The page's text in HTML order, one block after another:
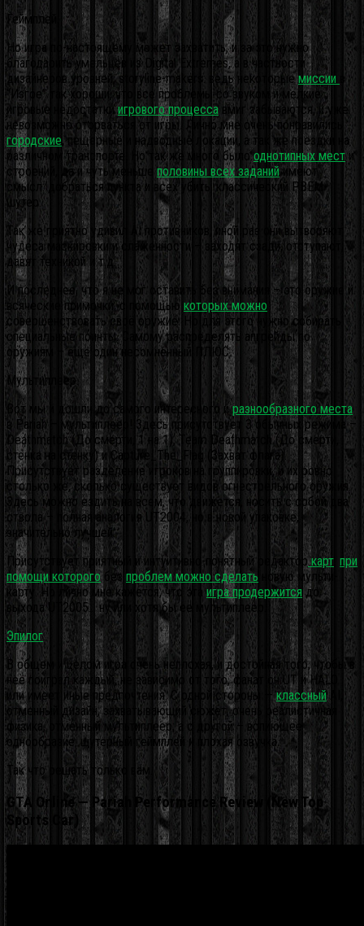
Геймплей.
Но игра по-настоящему может захватить, и за это нужно
благодарить умельцев из Digital Extremes, а в частности
дизайнеров уровней, storyline-makers: ведь некоторыемиссии в
“Изгое” так хороши, что все проблемы со звуком и мелкие
игровые недостаткиигрового процесса вмиг забываются, и уже
невозможно оторваться от игры. Лично мне очень понравились
городские, пещерные и надводные локации, а так же поездки на
различном транспорте. Но так же много былооднотипных мести
строений, да и чуть меньше половины всех заданийимеют
смысл: добраться пункта и всех убить, классический РВЕМ-
шутер.
Так же приятно удивил AI противников, иной раз они вытворяют
чудеса маскировки и слаженности – заходят сзади, отступают,
давят техникой и т.д.
И последнее, что я не мог оставить без внимания – это оружие и
всяческие примочки, с помощью которых можно
совершенствовать своё оружие. Но для этого нужно собирать
специальные поинты. Самому распределять апгрейды по
оружиям – ещё один несомненный ПЛЮС.
Мультиплеер.
Вот мы и дошли до самого интересного иразнообразного места
в Pariah – мультиплеер! Здесь присутствует 3 обычных режима –
Deathmatch (До смерти, 1 на 1), Team Deathmatch (До смерти,
стенка на стенку) и Capture_The_Flag (Захват флага).
Присутствует разделение игроков на группировки, и их ровно
столько же, сколько существует видов огнестрельного оружия.
Здесь можно ездить на всем, что движется, носить с собой два
ствола – полная аналогия UT2004, но в новой упаковке,
значительно лучшей.
Присутствует приятный и интуитивно-понятный редакторкарт при
помощи которогобез проблем можно сделать новую мульти-
карту. Но лично мне кажется, что эта игра продержится до
выхода UT2005… ну или хотя бы ее мультиплеер.
Эпилог.
В общем и целом игра очень неплохая, и достойная того, чтобы в
неё поиграл каждый, не зависимо от того, фанат он UT и HALO
или имеет иные предпочтения. С одной стороны —классныйAI,
отменный дизайн, захватывающий сюжет, очень реалистичная
физика, отменный мультиплеер; а с другой – вопиющее
однообразие, шутерный геймплей и плохая озвучка.
Так что решать только вам.
GTA Online — Pariah Performance Review (New Top
Sports Car)